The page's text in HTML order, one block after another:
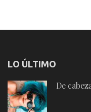
LO ÚLTIMO
De